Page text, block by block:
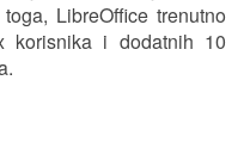
LibreOffice trenutno
korisnika i dodatnih 10